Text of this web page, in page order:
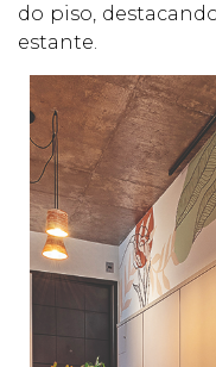
do piso,
estante.